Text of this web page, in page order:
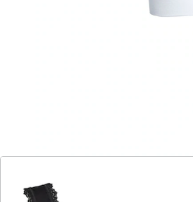
Dieser BH ist Komfort pur! Das
Material sorgt für einen
Tragekomfort, denn es
verhindert ein schmerzhaftes
Ränder. Das extra-breite
eingearbeiteten Softcups
damit auch der Brust eine
ein tolles Dekolleté. Das gilt für
kleinen Brust ebenso wie für